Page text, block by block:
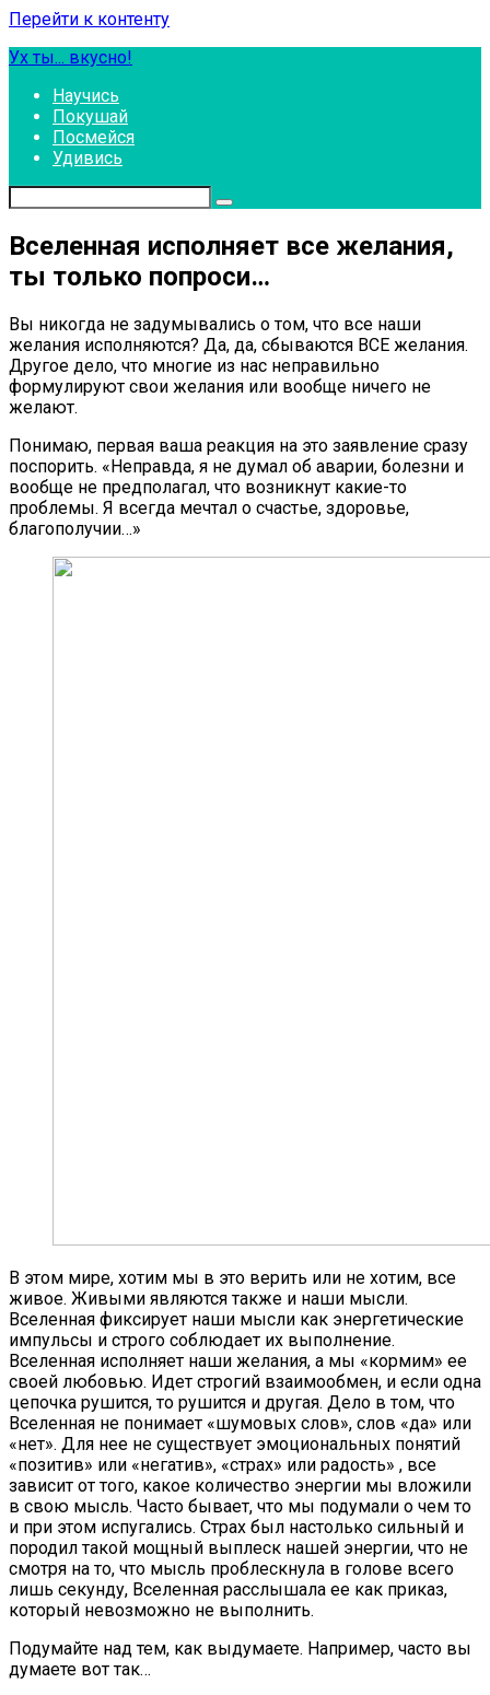
Перейти к контенту
Ух ты... вкусно!
Научись
Покушай
Посмейся
Удивись
Вселенная исполняет все желания,
ты только попроси…
Вы никогда не задумывались о том, что все наши
желания исполняются? Да, да, сбываются ВСЕ желания.
Другое дело, что многие из нас неправильно
формулируют свои желания или вообще ничего не
желают.
Понимаю, первая ваша реакция на это заявление сразу
поспорить. «Неправда, я не думал об аварии, болезни и
вообще не предполагал, что возникнут какие-то
проблемы. Я всегда мечтал о счастье, здоровье,
благополучии…»
В этом мире, хотим мы в это верить или не хотим, все
живое. Живыми являются также и наши мысли.
Вселенная фиксирует наши мысли как энергетические
импульсы и строго соблюдает их выполнение.
Вселенная исполняет наши желания, а мы «кормим» ее
своей любовью. Идет строгий взаимообмен, и если одна
цепочка рушится, то рушится и другая. Дело в том, что
Вселенная не понимает «шумовых слов», слов «да» или
«нет». Для нее не существует эмоциональных понятий
«позитив» или «негатив», «страх» или радость» , все
зависит от того, какое количество энергии мы вложили
в свою мысль. Часто бывает, что мы подумали о чем то
и при этом испугались. Страх был настолько сильный и
породил такой мощный выплеск нашей энергии, что не
смотря на то, что мысль проблескнула в голове всего
лишь секунду, Вселенная расслышала ее как приказ,
который невозможно не выполнить.
Подумайте над тем, как выдумаете. Например, часто вы
думаете вот так…